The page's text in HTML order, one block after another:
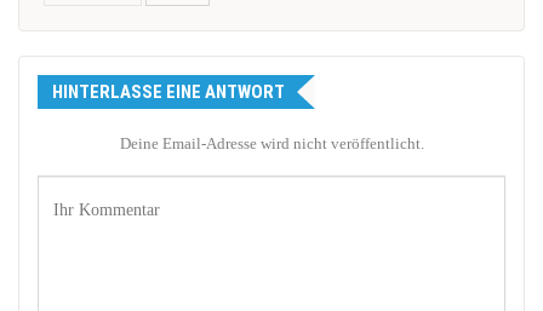
HINTERLASSE EINE ANTWORT
Deine Email-Adresse wird nicht veröffentlicht.